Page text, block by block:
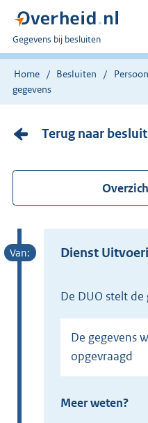
U
bent
nu
Gegevens bij besluiten
Home Besluiten
gegevens
Terug naar
Dienst
de DUO stelt
De gegevens worden eenmalig
opgevraagd
Meer weten?